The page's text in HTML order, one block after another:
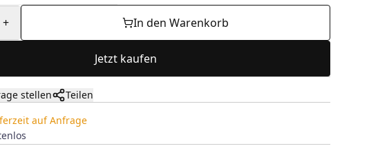
+ In den Warenkorb
Jetzt kaufen
stellen
Teilen
auf Anfrage